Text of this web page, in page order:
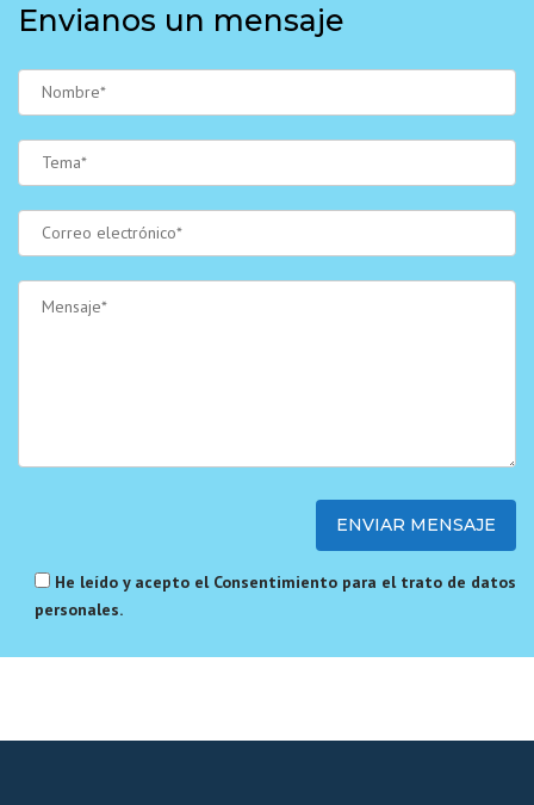
Envianos un mensaje
He leído y acepto el Consentimiento para el trato de datos
personales.